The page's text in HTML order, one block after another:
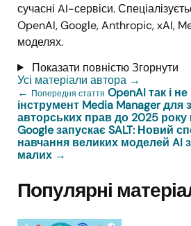
сучасні AI-сервіси.
OpenAI, Google, Anthropic, xAI,
моделях.
Показати повністюЗгорнути
Усі матеріали автора →
← Попередня стаття OpenAI так і
інструмент Media Manager для
авторських прав до 2025 року
Google запускає SALT: Новий
навчання великих моделей AI
малих →
Популярні